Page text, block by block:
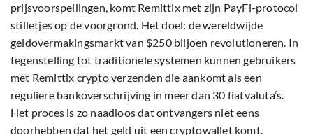
prijsvoorspellingen, komt Remittixmet zijn PayFi-protocol
stilletjes op de voorgrond. Het doel: de wereldwijde
geldovermakingsmarkt van $250 biljoen revolutioneren. In
tegenstelling tot traditionele systemen kunnen gebruikers
met Remittix crypto verzenden die aankomt als een
reguliere bankoverschrijving in meer dan 30 fiatvaluta’s.
Het proces is zo naadloos dat ontvangers niet eens
doorhebben dat het geld uit een cryptowallet komt.